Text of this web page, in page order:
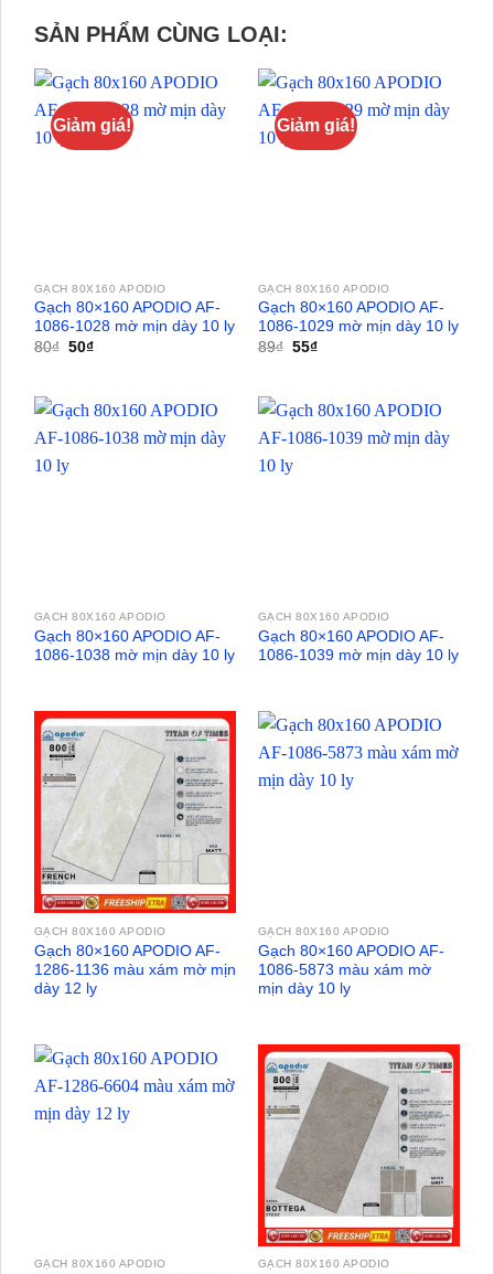
SẢN PHẨM CÙNG LOẠI:
Giảm giá!
GẠCH 80X160 APODIO
Gạch 80×160 APODIO AF-
1086-1028 mờ mịn dày 10 ly
80₫ Giá
50₫Giá
50₫.
Giảm giá!
GẠCH 80X160 APODIO
Gạch 80×160 APODIO AF-
1086-1029 mờ mịn dày 10 ly
89₫ Giá
55₫Giá
55₫.
GẠCH 80X160 APODIO
Gạch 80×160 APODIO AF-
1086-1038 mờ mịn dày 10 ly
GẠCH 80X160 APODIO
Gạch 80×160 APODIO AF-
1086-1039 mờ mịn dày 10 ly
GẠCH 80X160 APODIO
Gạch 80×160 APODIO AF-
1286-1136 màu xám mờ mịn
dày 12 ly
GẠCH 80X160 APODIO
Gạch 80×160 APODIO AF-
1086-5873 màu xám mờ
mịn dày 10 ly
GẠCH 80X160 APODIO GẠCH 80X160 APODIO